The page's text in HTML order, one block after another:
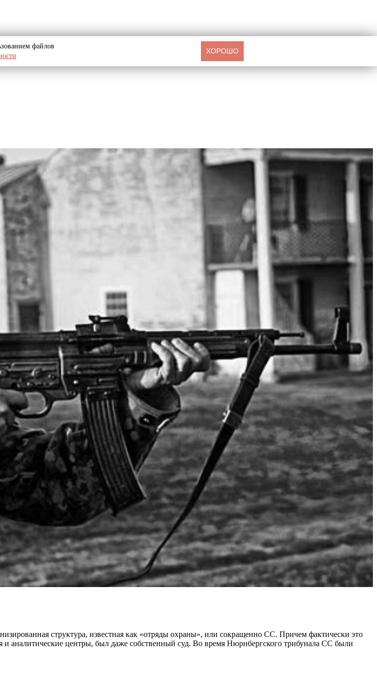
структура, известная как «отряды охраны», или сокращенно СС. Причем фактически это
и аналитические центры, был даже собственный суд. Во время Нюрнбергского трибунала СС были
файлов
ХОРОШО